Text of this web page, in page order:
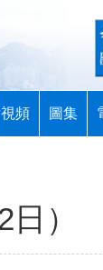
視頻 圖集
）